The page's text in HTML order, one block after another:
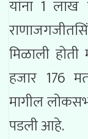
यांना 1 लाख
मिळाली
हजार 176
मागील
पडली आहे.